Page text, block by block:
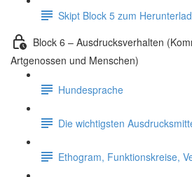
Skipt Block 5 zum
Block 6 – Ausdrucksverhalten
Artgenossen und Menschen)
Hundesprache
Die wichtigsten
Ethogram, Funktionskreise,